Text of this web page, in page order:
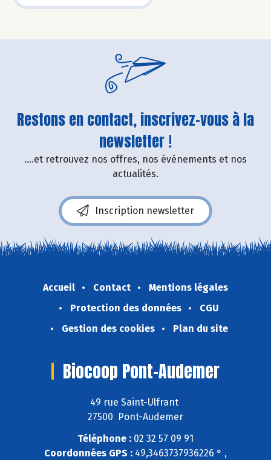
Restons en contact, inscrivez-vous à la
newsletter !
....et retrouvez nos offres, nos événements et nos
actualités.
Inscription newsletter
Accueil Contact
Mentions légales
Protection des données
CGU
Gestion des cookies
Plan du site
Biocoop Pont-Audemer
49 rue Saint-Ulfrant
27500 Pont-Audemer
Téléphone : 02 32 57 09 91
Coordonnées GPS : 49,3463737936226 ° ,